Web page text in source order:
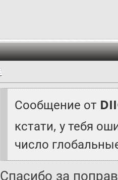
Сообщение от
кстати, у тебя
число
Спасибо за